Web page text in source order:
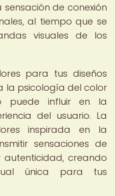
de conexión
al tiempo que se
visuales de los
para tus diseños
la psicología del color
influir en la
del usuario. La
inspirada en la
sensaciones de
creando
única para tus